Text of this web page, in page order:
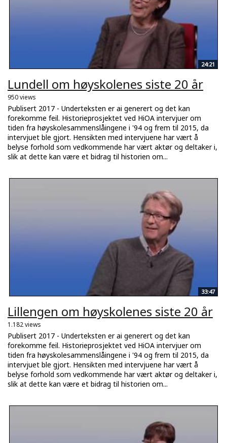
24:21
Lundell om høyskolenes siste 20 år
950 views
Publisert 2017 - Underteksten er ai generert og det kan
forekomme feil. Historieprosjektet ved HiOA intervjuer om
tiden fra høyskolesammenslåingene i '94 og frem til 2015, da
intervjuet ble gjort. Hensikten med intervjuene har vært å
belyse forhold som vedkommende har vært aktør og deltaker i,
slik at dette kan være et bidrag til historien om...
33:47
Lillengen om høyskolenes siste 20 år
1.182 views
Publisert 2017 - Underteksten er ai generert og det kan
forekomme feil. Historieprosjektet ved HiOA intervjuer om
tiden fra høyskolesammenslåingene i '94 og frem til 2015, da
intervjuet ble gjort. Hensikten med intervjuene har vært å
belyse forhold som vedkommende har vært aktør og deltaker i,
slik at dette kan være et bidrag til historien om...